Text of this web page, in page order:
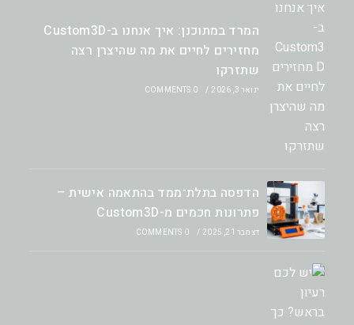
המרד במתוכנן: איך אנחנו ב-Custom3D
מחזירים לחיים את מה שהיצרן רצה
שתזרקו
ינואר 3, 2026 /
0 COMMENTS
הדפסה בתלת־ממד בהתאמה אישית –
פתרונות חכמים מ-Custom3D
דצמבר 21, 2025 /
0 COMMENTS